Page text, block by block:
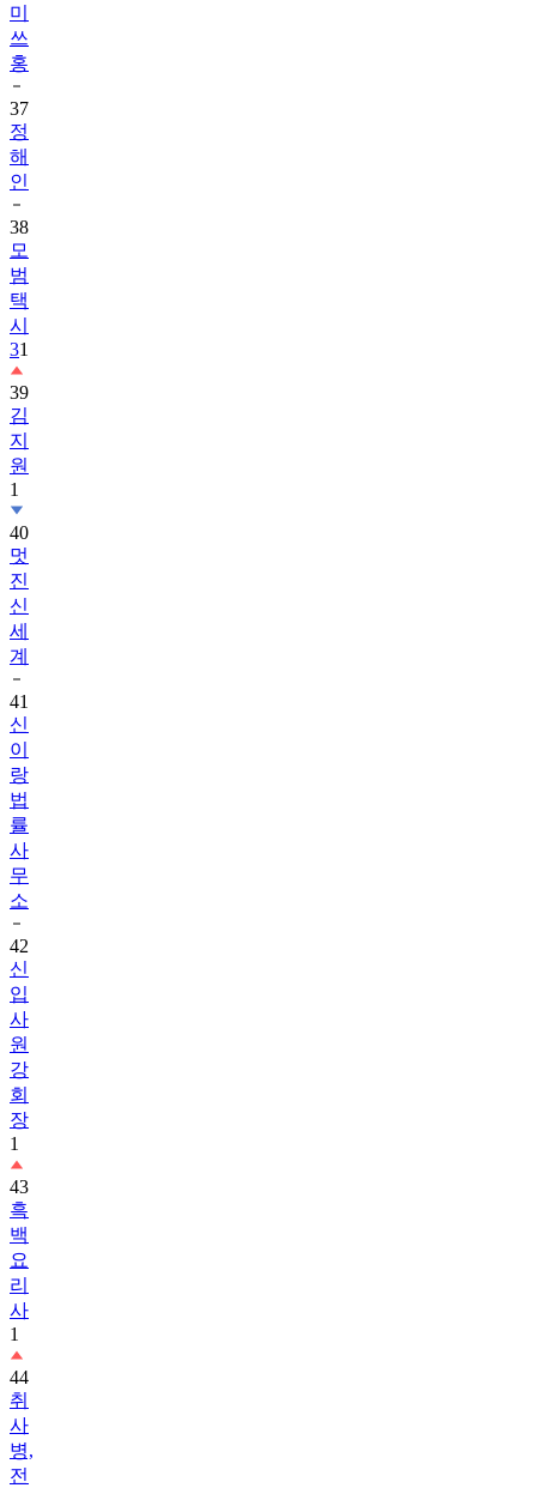
미
쓰
홍
37
정
해
인
38
모
범
택
시
31
39
김
지
원
1
40
멋
진
신
세
계
41
신
이
랑
법
률
사
무
소
42
신
입
사
원
강
회
장
1
43
흑
백
요
리
사
1
44
취
사
병,
전